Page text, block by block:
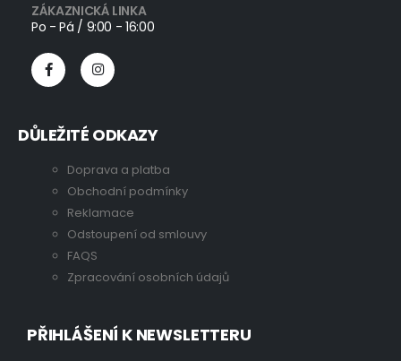
ZÁKAZNICKÁ LINKA
Po - Pá / 9:00 - 16:00
DŮLEŽITÉ ODKAZY
Doprava a platba
Obchodní podmínky
Reklamace
Odstoupení od smlouvy
FAQS
Zpracování osobních údajů
PŘIHLÁŠENÍ K NEWSLETTERU